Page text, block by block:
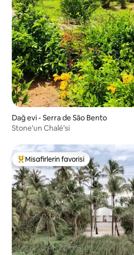
Dağ evi - Serra de São Bento
Stone'un Chalé'si
Misafirlerin favorilerinden en
Misafirlerin favorisi